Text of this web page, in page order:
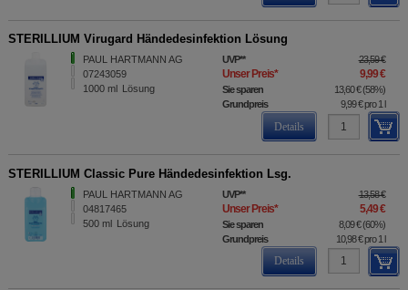
STERILLIUM Virugard Händedesinfektion Lösung
PAUL HARTMANN AG
07243059
1000 ml Lösung
UVP** 23,59 €
Unser Preis* 9,99 €
Sie sparen 13,60 € (58%)
Grundpreis
9,99 €pro 1 l
Details
STERILLIUM Classic Pure Händedesinfektion Lsg.
PAUL HARTMANN AG
04817465
500 ml Lösung
UVP** 13,58 €
Unser Preis* 5,49 €
Sie sparen 8,09 € (60%)
Grundpreis
10,98 €pro 1 l
Details